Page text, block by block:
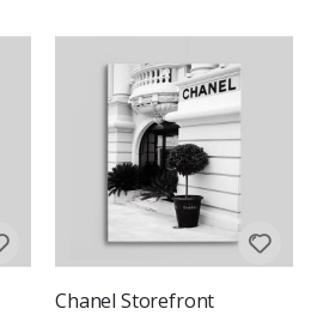
Chanel Storefront